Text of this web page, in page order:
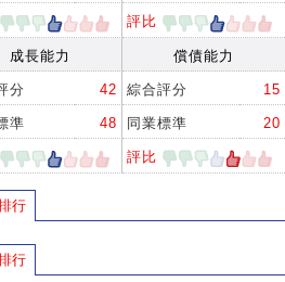
評比
成長能力 償債能力
分 42 綜合評分 15
準 48 同業標準 20
評比
行
行